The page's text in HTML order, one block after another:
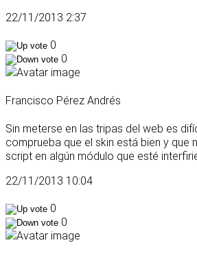
22/11/2013 2:37
0
0
Francisco Pérez Andrés
Sin meterse en las tripas del web es
comprueba que el skin está bien y que
script en algún módulo que esté
22/11/2013 10:04
0
0